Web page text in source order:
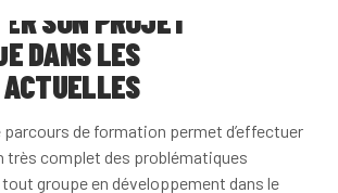
SON PROJET
DANS LES
de formation permet d’effectuer
très complet des problématiques
groupe en développement dans le